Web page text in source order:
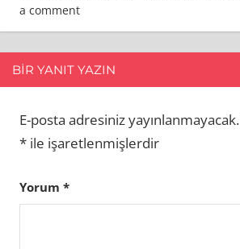
a comment
BIR YANIT YAZIN
E-posta adresiniz yayınlanmayacak.
* ile işaretlenmişlerdir
Yorum *